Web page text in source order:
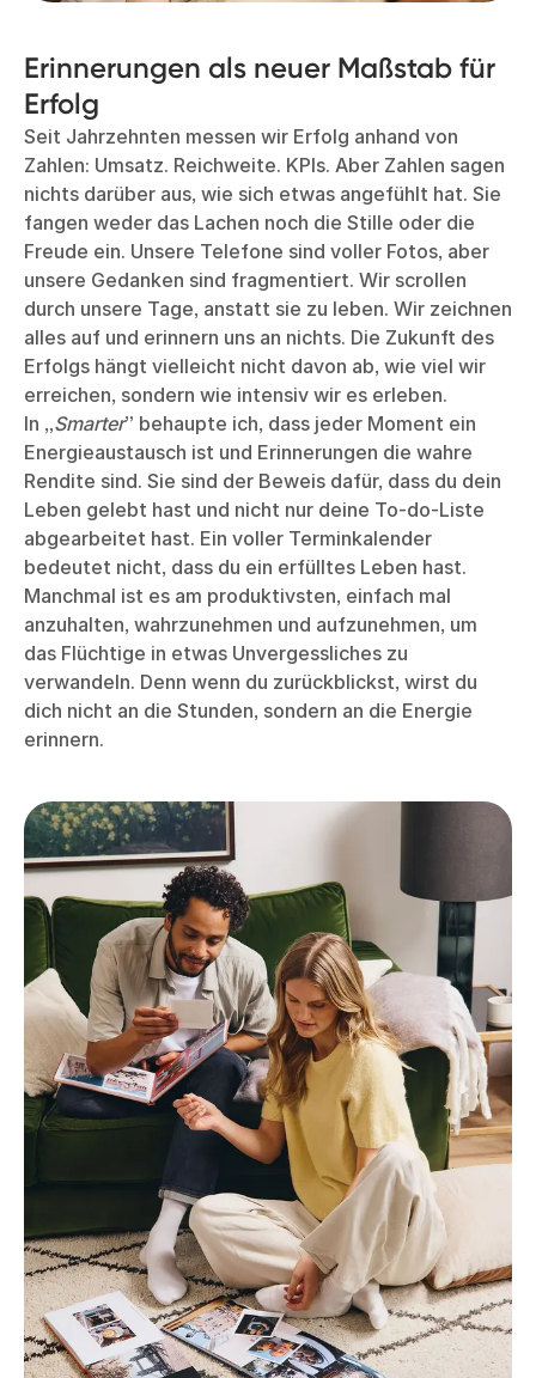
Erinnerungen als neuer Maßstab für
Erfolg
Seit Jahrzehnten messen wir Erfolg anhand von
Zahlen: Umsatz. Reichweite. KPIs. Aber Zahlen sagen
nichts darüber aus, wie sich etwas angefühlt hat. Sie
fangen weder das Lachen noch die Stille oder die
Freude ein. Unsere Telefone sind voller Fotos, aber
unsere Gedanken sind fragmentiert. Wir scrollen
durch unsere Tage, anstatt sie zu leben. Wir zeichnen
alles auf und erinnern uns an nichts. Die Zukunft des
Erfolgs hängt vielleicht nicht davon ab, wie viel wir
erreichen, sondern wie intensiv wir es erleben.
In „Smarter” behaupte ich, dass jeder Moment ein
Energieaustausch ist und Erinnerungen die wahre
Rendite sind. Sie sind der Beweis dafür, dass du dein
Leben gelebt hast und nicht nur deine To-do-Liste
abgearbeitet hast. Ein voller Terminkalender
bedeutet nicht, dass du ein erfülltes Leben hast.
Manchmal ist es am produktivsten, einfach mal
anzuhalten, wahrzunehmen und aufzunehmen, um
das Flüchtige in etwas Unvergessliches zu
verwandeln. Denn wenn du zurückblickst, wirst du
dich nicht an die Stunden, sondern an die Energie
erinnern.